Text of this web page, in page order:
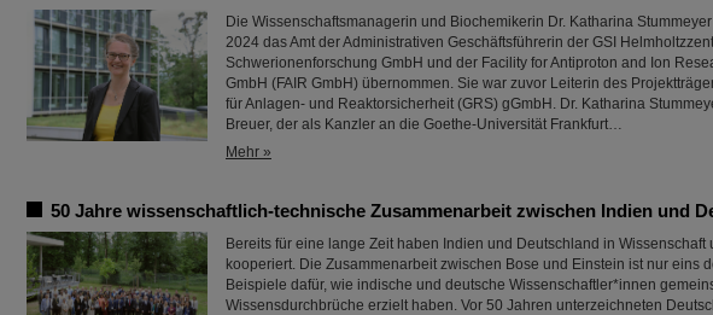
Die Wissenschaftsmanagerin und Biochemikerin Dr. Katharina
2024 das Amt der Administrativen Geschäftsführerin der GSI
Schwerionenforschung GmbH und der Facility for Antiproton and Ion
GmbH (FAIR GmbH) übernommen. Sie war zuvor Leiterin des
für Anlagen- und Reaktorsicherheit (GRS) gGmbH. Dr. Katharina
Breuer, der als Kanzler an die Goethe-Universität Frankfurt…
Mehr »
50 Jahre wissenschaftlich-technische Zusammenarbeit zwischen Indien und
Bereits für eine lange Zeit haben Indien und Deutschland in Wissenschaft
kooperiert. Die Zusammenarbeit zwischen Bose und Einstein ist nur eins
Beispiele dafür, wie indische und deutsche Wissenschaftler*innen
Wissensdurchbrüche erzielt haben. Vor 50 Jahren unterzeichneten